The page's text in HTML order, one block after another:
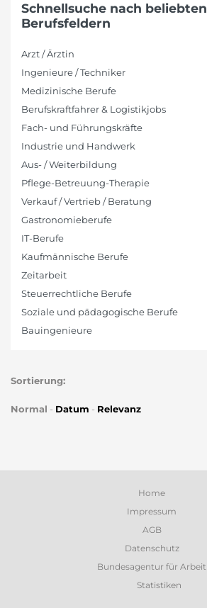
Schnellsuche nach beliebten
Berufsfeldern
Arzt / Ärztin
Ingenieure / Techniker
Medizinische Berufe
Berufskraftfahrer & Logistikjobs
Fach- und Führungskräfte
Industrie und Handwerk
Aus- / Weiterbildung
Pflege-Betreuung-Therapie
Verkauf / Vertrieb / Beratung
Gastronomieberufe
IT-Berufe
Kaufmännische Berufe
Zeitarbeit
Steuerrechtliche Berufe
Soziale und pädagogische Berufe
Bauingenieure
Sortierung:
Normal - Datum - Relevanz
Home
Impressum
AGB
Datenschutz
Bundesagentur für Arbeit
Statistiken